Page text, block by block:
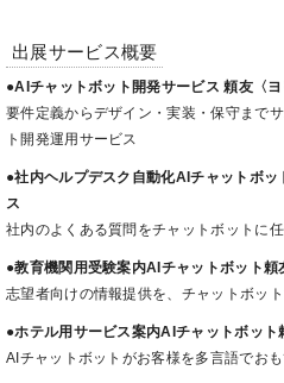
出展サービス概要
●AIチャットボット開発サービス 頼友〈ヨ
要件定義からデザイン・実装・保守まで
ト開発運用サービス
●社内ヘルプデスク自動化AIチャットボ
ス
社内のよくある質問をチャットボットに
●教育機関用受験案内AIチャットボット
志望者向けの情報提供を、チャットボッ
●ホテル用サービス案内AIチャットボッ
AIチャットボットがお客様を多言語でお